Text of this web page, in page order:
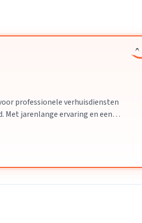
professionele verhuisdiensten
Met jarenlange ervaring en een